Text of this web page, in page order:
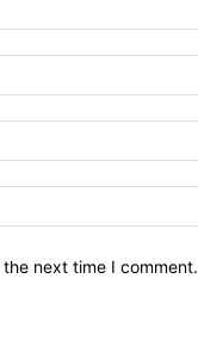
next time I comment.